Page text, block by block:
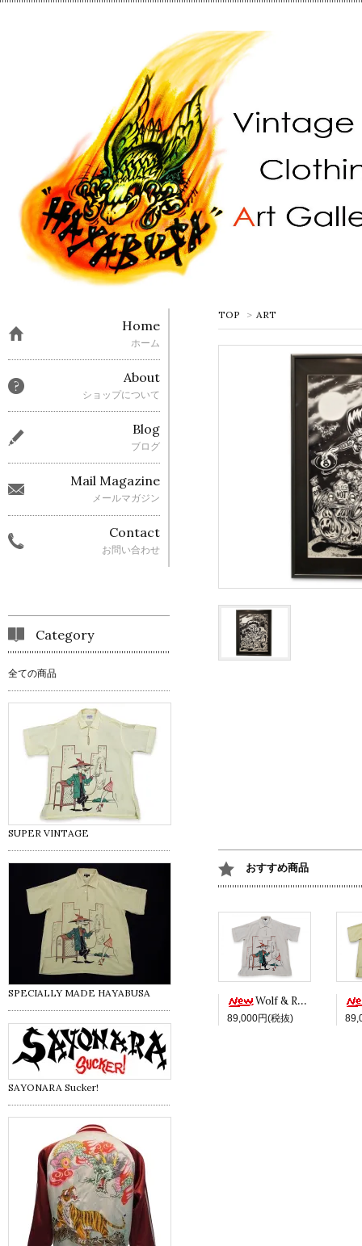
TOP > ART
おすすめ商品
Wolf & Red -White ver.-
89,000円(税抜)
Home
ホーム
About
ショップについて
Blog
ブログ
Mail Magazine
メールマガジン
Contact
お問い合わせ
Category
全ての商品
SUPER VINTAGE
SPECIALLY MADE HAYABUSA
SAYONARA Sucker!